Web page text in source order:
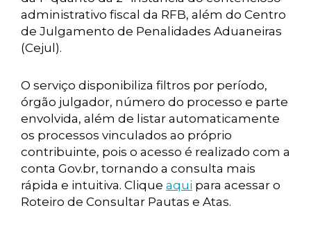
administrativo fiscal da RFB, além do Centro
de Julgamento de Penalidades Aduaneiras
(Cejul).
O serviço disponibiliza filtros por período,
órgão julgador, número do processo e parte
envolvida, além de listar automaticamente
os processos vinculados ao próprio
contribuinte, pois o acesso é realizado com a
conta Gov.br, tornando a consulta mais
rápida e intuitiva. Clique aqui para acessar o
Roteiro de Consultar Pautas e Atas.